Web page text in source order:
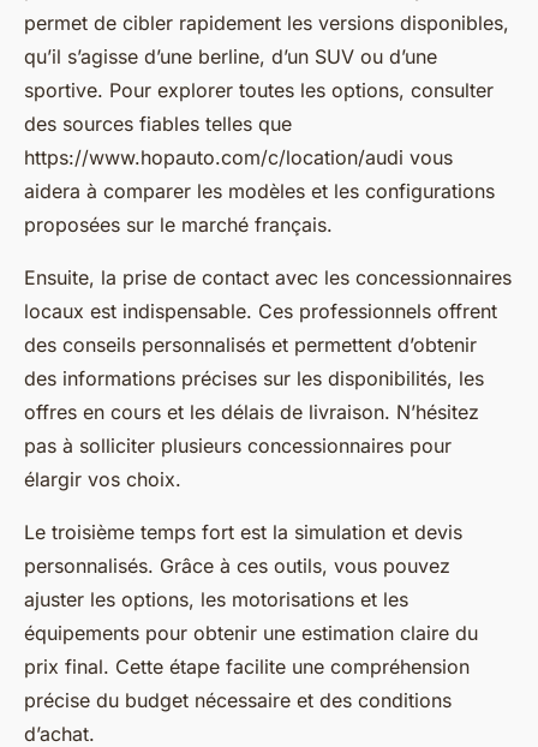
permet de cibler rapidement les versions disponibles,
qu’il s’agisse d’une berline, d’un SUV ou d’une
sportive. Pour explorer toutes les options, consulter
des sources fiables telles que
https://www.hopauto.com/c/location/audi vous
aidera à comparer les modèles et les configurations
proposées sur le marché français.
Ensuite, la prise de contact avec les concessionnaires
locaux est indispensable. Ces professionnels offrent
des conseils personnalisés et permettent d’obtenir
des informations précises sur les disponibilités, les
offres en cours et les délais de livraison. N’hésitez
pas à solliciter plusieurs concessionnaires pour
élargir vos choix.
Le troisième temps fort est la simulation et devis
personnalisés. Grâce à ces outils, vous pouvez
ajuster les options, les motorisations et les
équipements pour obtenir une estimation claire du
prix final. Cette étape facilite une compréhension
précise du budget nécessaire et des conditions
d’achat.